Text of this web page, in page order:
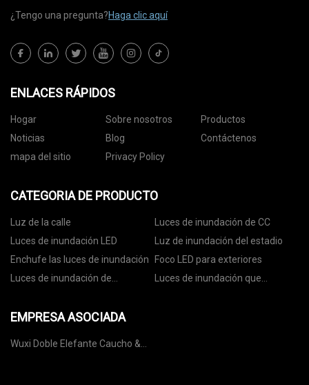
¿Tengo una pregunta?Haga clic aquí
ENLACES RÁPIDOS
Hogar Sobre nosotros
Productos
Noticias
Blog
Contáctenos
mapa del sitio
Privacy Policy
CATEGORIA DE PRODUCTO
Luz de la calle
Luces de inundación de CC
Luces de inundación LED
Luz de inundación del estadio
Enchufe las luces de inundación
Foco LED para exteriores
Luces de inundación de
Luces de inundación que
EMPRESA ASOCIADA
Wuxi Doble Elefante Caucho &